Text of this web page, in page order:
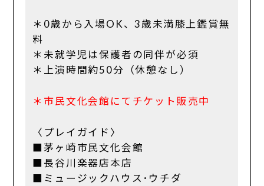
＊0歳から入場OK、3歳未満膝上鑑賞無
料
＊未就学児は保護者の同伴が必須
＊上演時間約50分（休憩なし）
＊市民文化会館にてチケット販売中
〈プレイガイド〉
■茅ヶ崎市民文化会館
■長谷川楽器店本店
■ミュージックハウス･ウチダ